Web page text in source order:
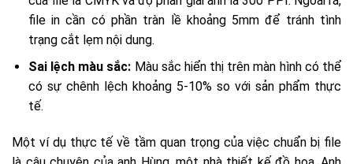
file in cần có phần tràn lề khoảng 5mm để tránh tình
trạng cắt lẹm nội dung.
Sai lệch màu sắc: Màu sắc hiển thị trên màn hình có thể
có sự chênh lệch khoảng 5-10% so với sản phẩm thực
tế.
Một ví dụ thực tế về tầm quan trọng của việc chuẩn bị file